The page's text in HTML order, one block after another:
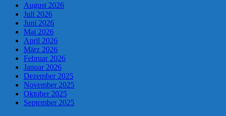
August 2026
Juli 2026
Juni 2026
Mai 2026
April 2026
März 2026
Februar 2026
Januar 2026
Dezember 2025
November 2025
Oktober 2025
September 2025